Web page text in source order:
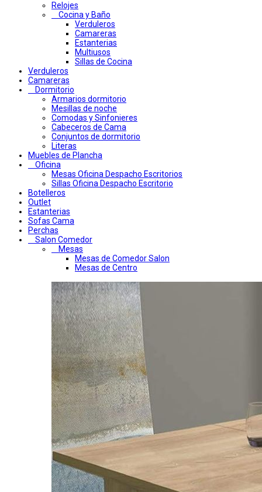
Relojes
Cocina y Baño
Verduleros
Camareras
Estanterias
Multiusos
Sillas de Cocina
Verduleros
Camareras
Dormitorio
Armarios dormitorio
Mesillas de noche
Comodas y Sinfonieres
Cabeceros de Cama
Conjuntos de dormitorio
Literas
Muebles de Plancha
Oficina
Mesas Oficina Despacho Escritorios
Sillas Oficina Despacho Escritorio
Botelleros
Outlet
Estanterias
Sofas Cama
Perchas
Salon Comedor
Mesas
Mesas de Comedor Salon
Mesas de Centro